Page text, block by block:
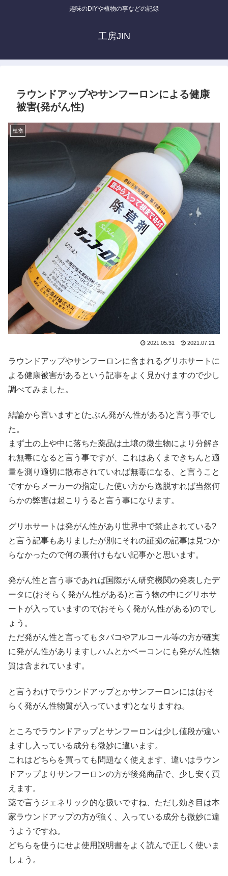
趣味のDIYや植物の事などの記録
工房JIN
ラウンドアップやサンフーロンによる健康
被害(発がん性)
植物
2021.05.31 2021.07.21
ラウンドアップやサンフーロンに含まれるグリホサートに
よる健康被害があるという記事をよく見かけますので少し
調べてみました。
結論から言いますと(たぶん発がん性がある)と言う事でし
た。
まず土の上や中に落ちた薬品は土壌の微生物により分解さ
れ無毒になると言う事ですが、これはあくまできちんと適
量を測り適切に散布されていれば無毒になる、と言うこと
ですからメーカーの指定した使い方から逸脱すれば当然何
らかの弊害は起こりうると言う事になります。
グリホサートは発がん性があり世界中で禁止されている?
と言う記事もありましたが別にそれの証拠の記事は見つか
らなかったので何の裏付けもない記事かと思います。
発がん性と言う事であれば国際がん研究機関の発表したデ
ータに(おそらく発がん性がある)と言う物の中にグリホサ
ートが入っていますので(おそらく発がん性がある)のでし
ょう。
ただ発がん性と言ってもタバコやアルコール等の方が確実
に発がん性がありますしハムとかベーコンにも発がん性物
質は含まれています。
と言うわけでラウンドアップとかサンフーロンには(おそ
らく発がん性物質が入っています)となりますね。
ところでラウンドアップとサンフーロンは少し値段が違い
ますし入っている成分も微妙に違います。
これはどちらを買っても問題なく使えます、違いはラウン
ドアップよりサンフーロンの方が後発商品で、少し安く買
えます。
薬で言うジェネリック的な扱いですね、ただし効き目は本
家ラウンドアップの方が強く、入っている成分も微妙に違
うようですね。
どちらを使うにせよ使用説明書をよく読んで正しく使いま
しょう。